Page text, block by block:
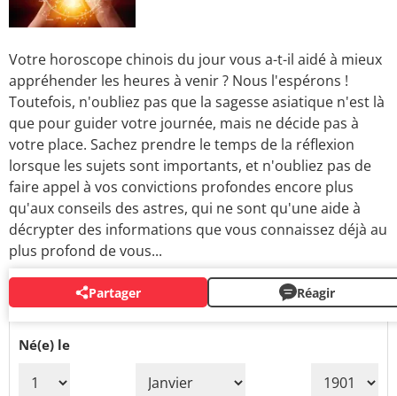
Votre horoscope chinois du jour vous a-t-il aidé à mieux
appréhender les heures à venir ? Nous l'espérons !
Toutefois, n'oubliez pas que la sagesse asiatique n'est là
que pour guider votre journée, mais ne décide pas à
votre place. Sachez prendre le temps de la réflexion
lorsque les sujets sont importants, et n'oubliez pas de
faire appel à vos convictions profondes encore plus
qu'aux conseils des astres, qui ne sont qu'une aide à
décrypter des informations que vous connaissez déjà au
plus profond de vous...
Partager Réagir
VOS PRÉVISIONS PAR MAIL
Né(e) le